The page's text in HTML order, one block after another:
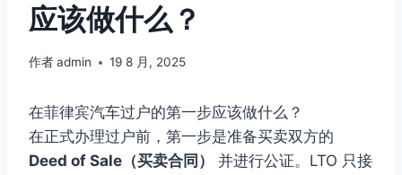
应该做什么？
作者admin 19 8 月, 2025
在菲律宾汽车过户的第一步应该做什么？
在正式办理过户前，第一步是准备买卖双方的
Deed of Sale（买卖合同）
并进行公证。LTO 只接